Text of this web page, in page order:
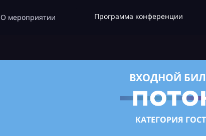
О мероприятии Программа конференции
ВХОДНОЙ
КАТЕГОРИЯ